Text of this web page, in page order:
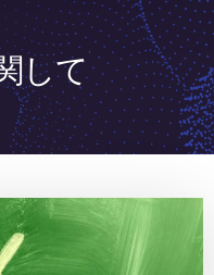
して